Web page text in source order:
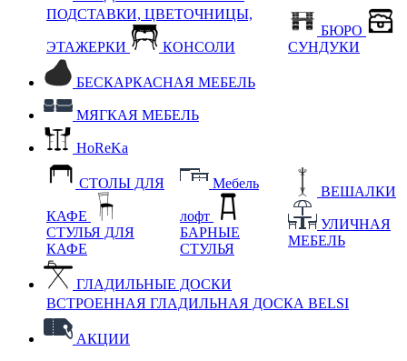
ПОДСТАВКИ, ЦВЕТОЧНИЦЫ,
ЭТАЖЕРКИ КОНСОЛИ
БЮРО
СУНДУКИ
БЕСКАРКАСНАЯ МЕБЕЛЬ
МЯГКАЯ МЕБЕЛЬ
HoReKa
СТОЛЫ ДЛЯ
КАФЕ
СТУЛЬЯ ДЛЯ
КАФЕ
Мебель
лофт
БАРНЫЕ
СТУЛЬЯ
ВЕШАЛКИ
УЛИЧНАЯ
МЕБЕЛЬ
ГЛАДИЛЬНЫЕ ДОСКИ
ВСТРОЕННАЯ ГЛАДИЛЬНАЯ ДОСКА BELSI
АКЦИИ